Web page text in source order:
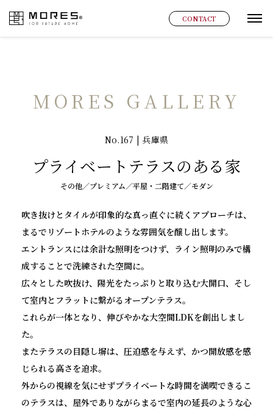
MORES CONTACT グ
MORES GALLERY
No.167 | 兵庫県
プライベートテラスのある家
その他／プレミアム／平屋・二階建て／モダン
吹き抜けとタイルが印象的な真っ直ぐに続くアプローチは、
まるでリゾートホテルのような雰囲気を醸し出します。
エントランスには余計な照明をつけず、ライン照明のみで構
成することで洗練された空間に。
広々とした吹抜け、陽光をたっぷりと取り込む大開口、そし
て室内とフラットに繋がるオープンテラス。
これらが一体となり、伸びやかな大空間LDKを創出しまし
た。
またテラスの目隠し塀は、圧迫感を与えず、かつ開放感を感
じられる高さを追求。
外からの視線を気にせずプライベートな時間を満喫できるこ
のテラスは、屋外でありながらまるで室内の延長のような心